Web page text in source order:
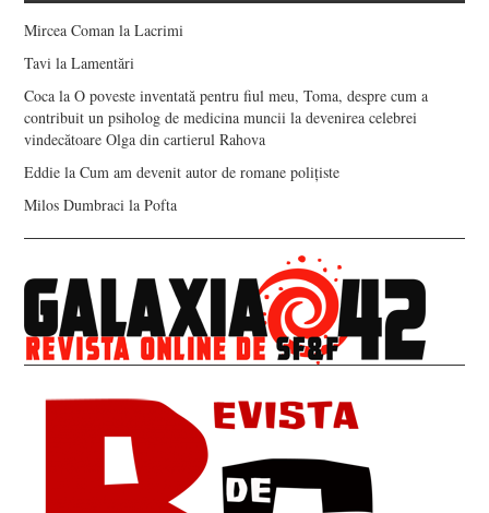
Mircea Coman laLacrimi
Tavi laLamentări
Coca laO poveste inventată pentru fiul meu, Toma, despre cum a
contribuit un psiholog de medicina muncii la devenirea celebrei
vindecătoare Olga din cartierul Rahova
Eddie laCum am devenit autor de romane polițiste
Milos Dumbraci laPofta